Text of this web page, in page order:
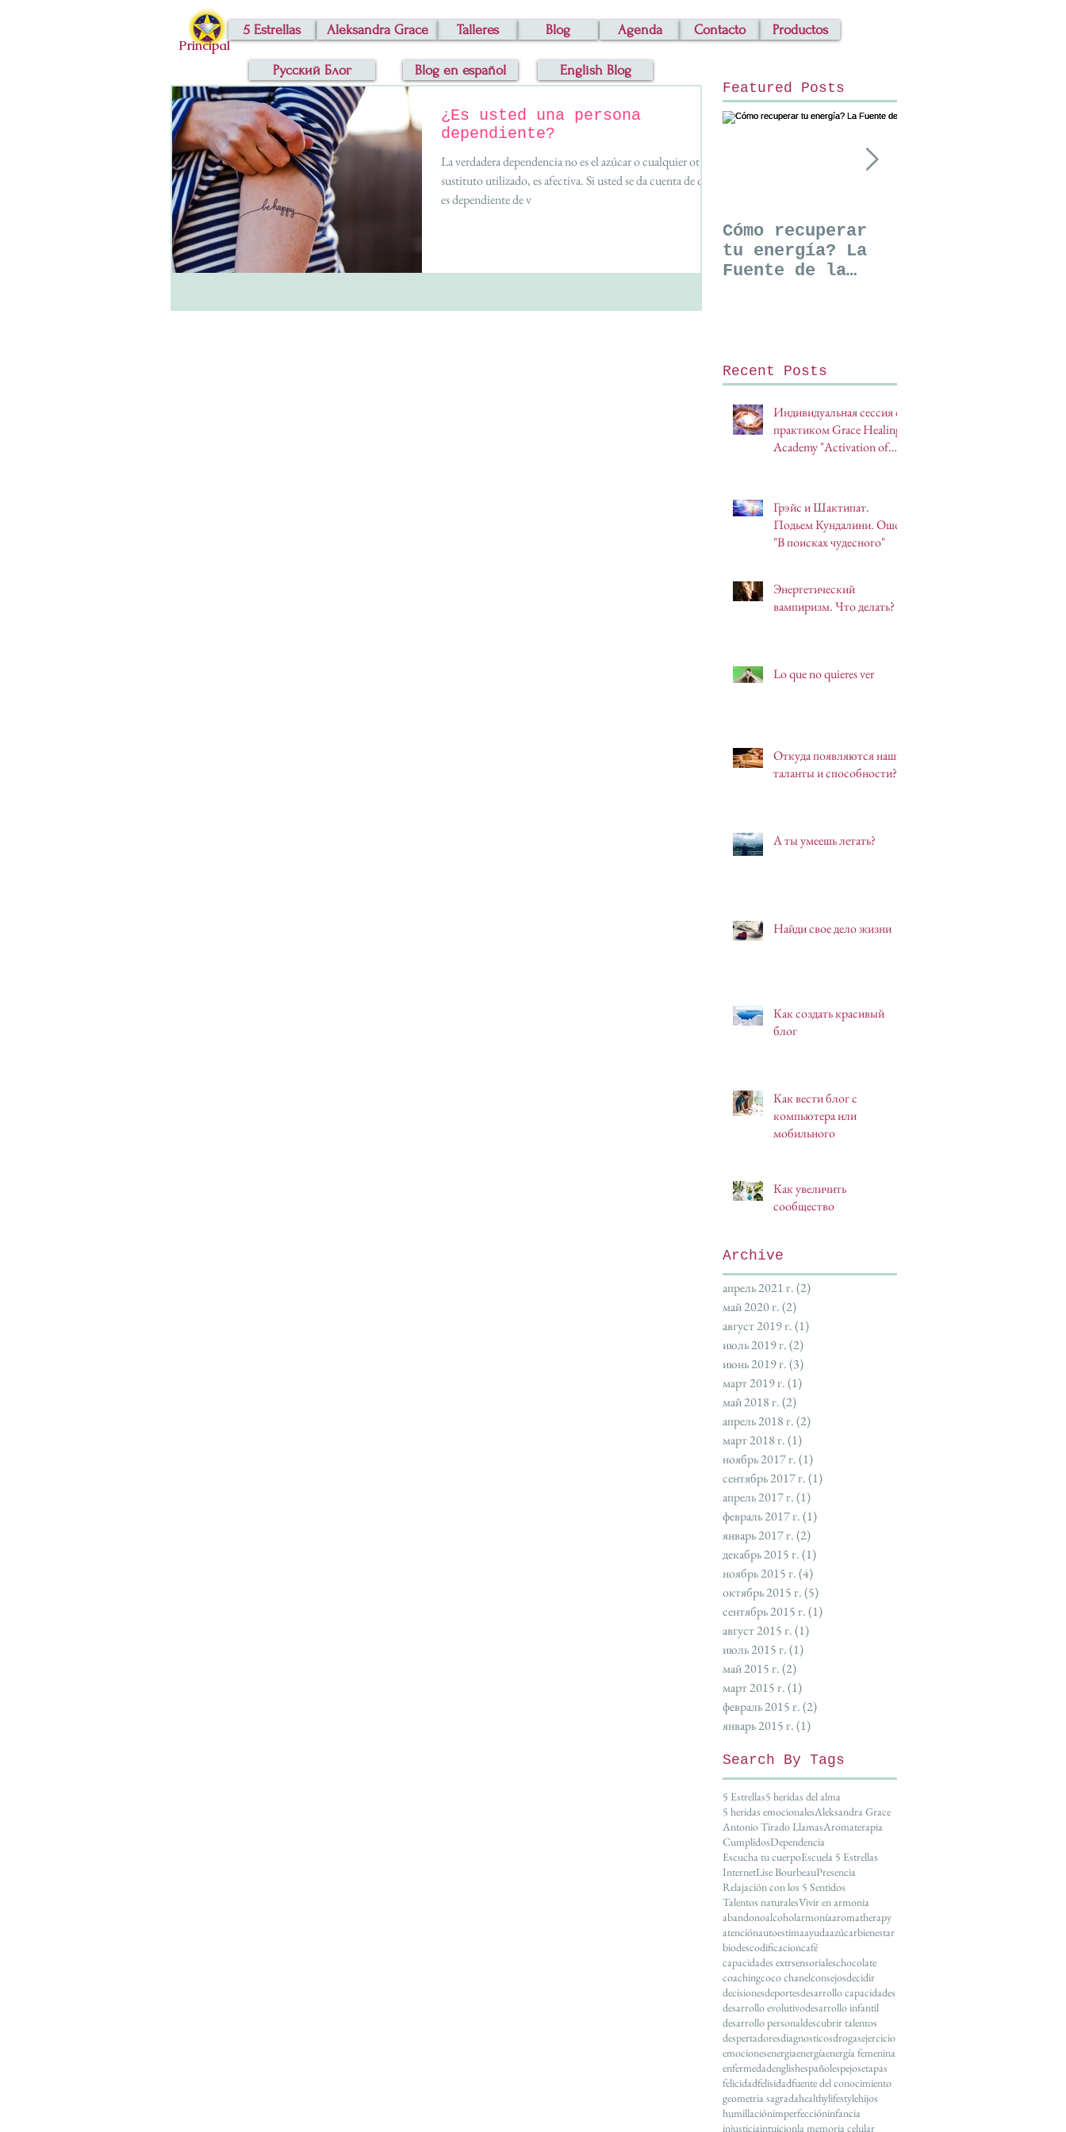
5 Estrellas
Principal
Aleksandra Grace Talleres Blog Agenda Contacto Productos
Русский Блог Blog en español English Blog
¿Es usted una persona
dependiente?
La verdadera dependencia no es el azúcar o cualquier otro
sustituto utilizado, es afectiva. Si usted se da cuenta de que
es dependiente de v
Featured Posts
Cómo recuperar
tu energía? La
Fuente de la
Источник
Recent Posts
Индивидуальная сессия с
практиком Grace Healing
Academy "Activation of
Грэйс и Шактипат.
Подьем Кундалини. Ошо
"В поисках чудесного"
Энергетический
вампиризм. Что делать?
Lo que no quieres ver
Откуда появляются наши
таланты и способности?
А ты умеешь летать?
Найди свое дело жизни
Как создать красивый
блог
Как вести блог с
компьютера или
мобильного
Как увеличить
сообщество
Archive
апрель 2021 г.(2)
май 2020 г.(2)
август 2019 г.(1)
июль 2019 г.(2)
июнь 2019 г.(3)
март 2019 г.(1)
май 2018 г.(2)
апрель 2018 г.(2)
март 2018 г.(1)
ноябрь 2017 г.(1)
сентябрь 2017 г.(1)
апрель 2017 г.(1)
февраль 2017 г.(1)
январь 2017 г.(2)
декабрь 2015 г.(1)
ноябрь 2015 г.(4)
октябрь 2015 г.(5)
сентябрь 2015 г.(1)
август 2015 г.(1)
июль 2015 г.(1)
май 2015 г.(2)
март 2015 г.(1)
февраль 2015 г.(2)
январь 2015 г.(1)
Search By Tags
5 Estrellas5 heridas del alma
5 heridas emocionalesAleksandra Grace
Antonio Tirado LlamasAromaterapia
CumplidosDependencia
Escucha tu cuerpoEscuela 5 Estrellas
InternetLise BourbeauPresencia
Relajación con los 5 Sentidos
Talentos naturalesVivir en armonia
abandonoalcoholarmoníaaromatherapy
atenciónautoestimaayudaazúcarbienestar
biodescodificacioncafé
capacidades extrsensorialeschocolate
coachingcoco chanelconsejosdecidir
decisionesdeportesdesarrollo capacidades
desarrollo evolutivodesarrollo infantil
desarrollo personaldescubrir talentos
despertadoresdiagnosticosdrogasejercicio
emocionesenergiaenergíaenergía femenina
enfermedadenglishespañolespejosetapas
felicidadfelisidadfuente del conocimiento
geometria sagradahealthylifestylehijos
humillaciónimperfeccióninfancia
injusticiaintuicionla memoria celular